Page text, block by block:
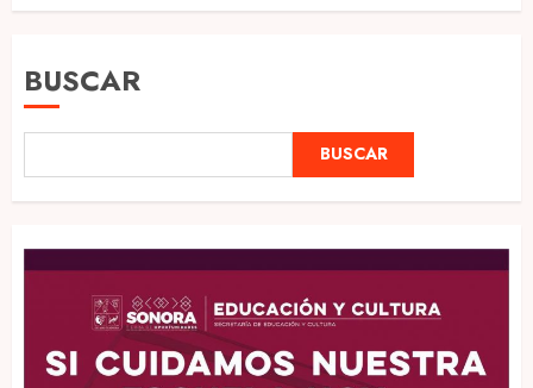
BUSCAR
BUSCAR